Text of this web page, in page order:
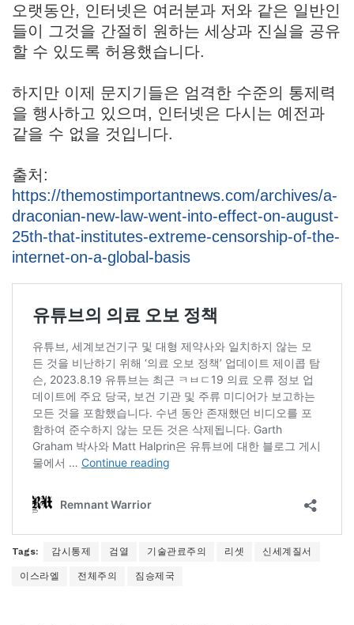
오랫동안, 인터넷은 여러분과 저와 같은 일반인
들이 그것을 간절히 원하는 세상과 진실을 공유
할 수 있도록 허용했습니다.
하지만 이제 문지기들은 엄격한 수준의 통제력
을 행사하고 있으며, 인터넷은 다시는 예전과
같을 수 없을 것입니다.
출처:
https://themostimportantnews.com/archives/a-
draconian-new-law-went-into-effect-on-august-
25th-that-institutes-extreme-censorship-of-the-
internet-on-a-global-basis
Tags: 감시통제 검열 기술관료주의 리셋 신세계질서
이스라엘 전체주의 짐승제국